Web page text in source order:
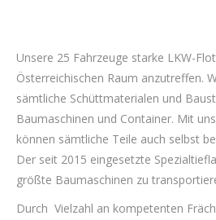
Unsere 25 Fahrzeuge starke LKW-
Österreichischen Raum anzutreffen.
sämtliche Schüttmaterialen und
Baumaschinen und Container. Mit
können sämtliche Teile auch selbst
Der seit 2015 eingesetzte
größte Baumaschinen zu
Durch Vielzahl an kompetenten